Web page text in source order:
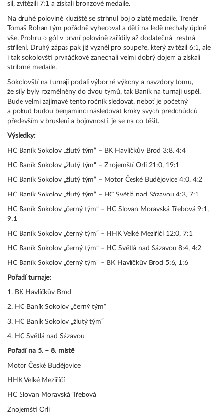
sil, zvítězili 7:1 a získali bronzové medaile.
Na druhé polovině kluziště se strhnul boj o zlaté medaile. Trenér
Tomáš Rohan tým pořádně vyhecoval a děti na ledě nechaly úplně
vše. Prohru o gól v první polovině zařídily až dodatečná trestná
střílení. Druhý zápas pak již vyzněl pro soupeře, který zvítězil 6:1, ale
i tak sokolovští prvňáčkové zanechali velmi dobrý dojem a získali
stříbrné medaile.
Sokolovští na turnaji podali výborné výkony a navzdory tomu,
že síly byly rozmělněny do dvou týmů, tak Baník na turnaji uspěl.
Bude velmi zajímavé tento ročník sledovat, neboť je početný
a pokud budou benjamínci následovat kroky svých předchůdců
především v bruslení a bojovnosti, je se na co těšit.
Výsledky:
HC Baník Sokolov „žlutý tým“ – BK Havlíčkův Brod 3:8, 4:4
HC Baník Sokolov „žlutý tým“ – Znojemští Orli 21:0, 19:1
HC Baník Sokolov „žlutý tým“ – Motor České Budějovice 4:0, 4:2
HC Baník Sokolov „žlutý tým“ – HC Světlá nad Sázavou 4:3, 7:1
HC Baník Sokolov „černý tým“ – HC Slovan Moravská Třebová 9:1,
9:1
HC Baník Sokolov „černý tým“ – HHK Velké Meziříčí 12:0, 7:1
HC Baník Sokolov „černý tým“ – HC Světlá nad Sázavou 8:4, 4:2
HC Baník Sokolov „černý tým“ – BK Havlíčkův Brod 5:6, 1:6
Pořadí turnaje:
1. BK Havlíčkův Brod
2. HC Baník Sokolov „černý tým“
3. HC Baník Sokolov „žlutý tým“
4. HC Světlá nad Sázavou
Pořadí na 5. – 8. místě
Motor České Budějovice
HHK Velké Meziříčí
HC Slovan Moravská Třebová
Znojemští Orli